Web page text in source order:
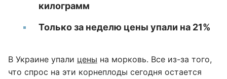
килограмм
Только за неделю цены упали на 21%
В Украине упали цены на морковь. Все из-за того,
что спрос на эти корнеплоды сегодня остается